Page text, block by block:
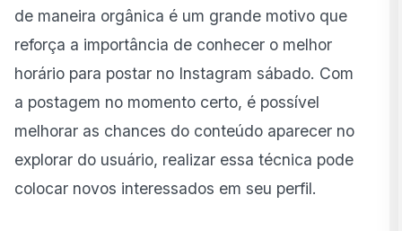
de maneira orgânica é um grande motivo que
reforça a importância de conhecer o melhor
horário para postar no Instagram sábado. Com
a postagem no momento certo, é possível
melhorar as chances do conteúdo aparecer no
explorar do usuário, realizar essa técnica pode
colocar novos interessados em seu perfil.